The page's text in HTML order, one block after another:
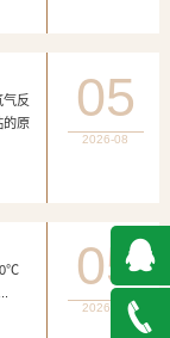
反
原
05
2026-08
05
2026-08QQ在